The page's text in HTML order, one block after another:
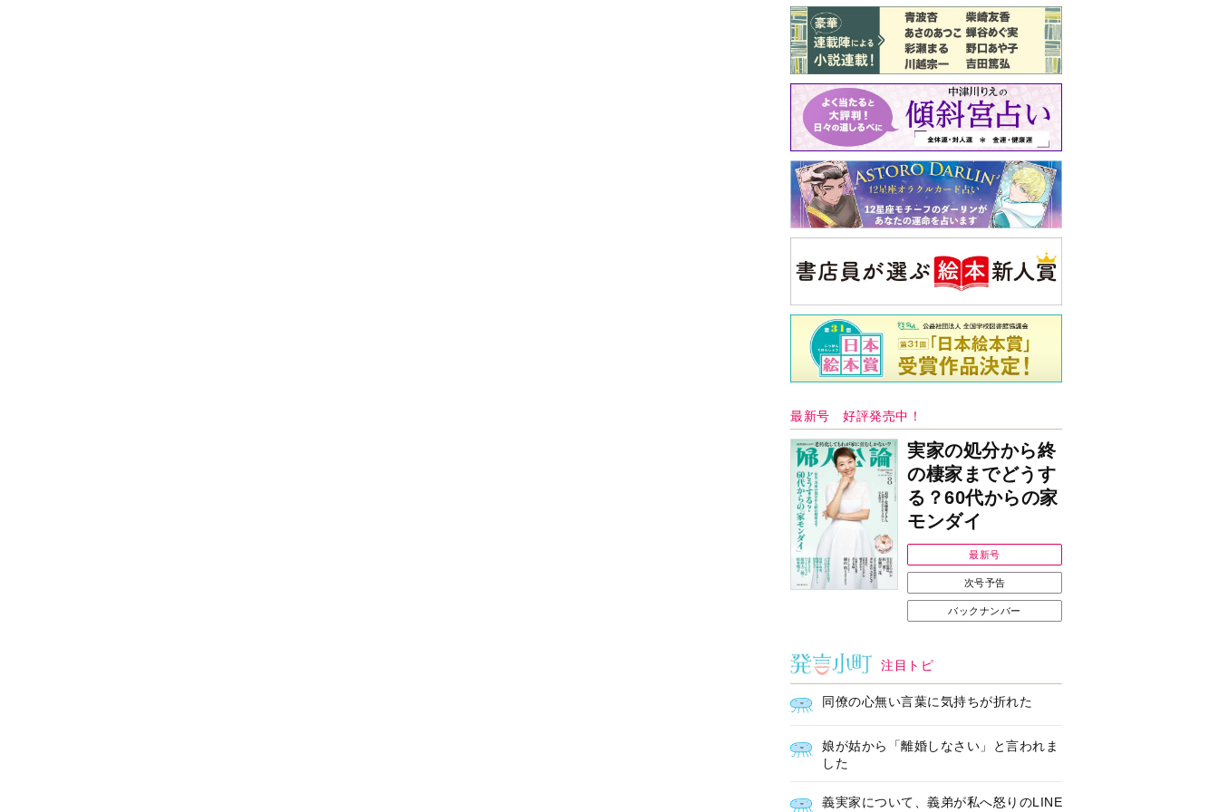
バックナンバー
注目トピ
同僚の心無い言葉に気持ちが折れた
した
義実家について、義弟が私へ怒りのLINE
中央公論新社の本
家運隆昌
幸運を招き入れる暮らし方
江原啓之 著 詳しくみる
インフォメーション
ＡＩで始める遺言を書
く前の準備セミナー開
催
耳にすっぽり！オーテ
ィコン補聴器、新しい
スタイルで All in Ear
ル」を発売
脳の健康習慣をサポー
トするオープンイヤー
ヤホン HERALBONY
モデル」発売
【編集部より】広告ペ
ージについてのお詫び